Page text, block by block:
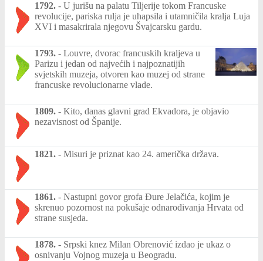
1792. - U jurišu na palatu Tiljerije tokom Francuske
revolucije, pariska rulja je uhapsila i utamničila kralja Luja
XVI i masakrirala njegovu Švajcarsku gardu.
1793. - Louvre, dvorac francuskih kraljeva u
Parizu i jedan od najvećih i najpoznatijih
svjetskih muzeja, otvoren kao muzej od strane
francuske revolucionarne vlade.
1809. - Kito, danas glavni grad Ekvadora, je objavio
nezavisnost od Španije.
1821. - Misuri je priznat kao 24. američka država.
1861. - Nastupni govor grofa Đure Jelačića, kojim je
skrenuo pozornost na pokušaje odnarođivanja Hrvata od
strane susjeda.
1878. - Srpski knez Milan Obrenović izdao je ukaz o
osnivanju Vojnog muzeja u Beogradu.